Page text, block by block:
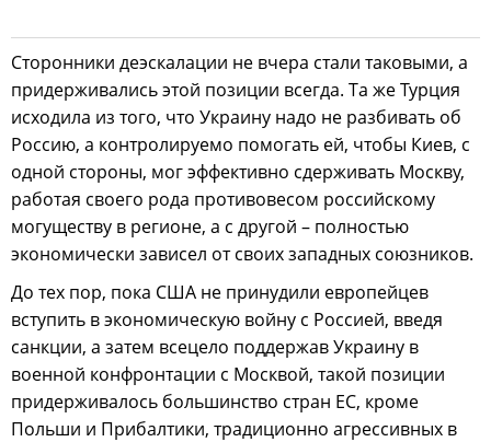
Cторонники деэскалации не вчера стали таковыми, а
придерживались этой позиции всегда. Та же Турция
исходила из того, что Украину надо не разбивать об
Россию, а контролируемо помогать ей, чтобы Киев, с
одной стороны, мог эффективно сдерживать Москву,
работая своего рода противовесом российскому
могуществу в регионе, а с другой – полностью
экономически зависел от своих западных союзников.
До тех пор, пока США не принудили европейцев
вступить в экономическую войну с Россией, введя
санкции, а затем всецело поддержав Украину в
военной конфронтации с Москвой, такой позиции
придерживалось большинство стран ЕС, кроме
Польши и Прибалтики, традиционно агрессивных в